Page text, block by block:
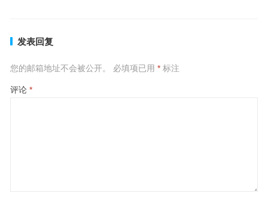
发表回复
您的邮箱地址不会被公开。 必填项已用 *标注
评论 *